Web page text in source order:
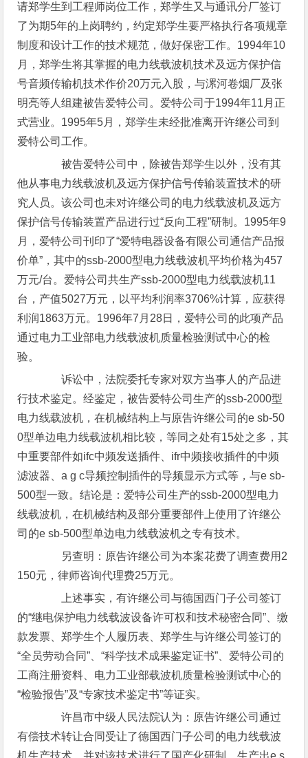
请郑学生到工程师岗位工作，郑学生又与通讯分厂签订
了为期5年的上岗聘约，约定郑学生要严格执行各项规章
制度和设计工作的技术规范，做好保密工作。1994年10
月，郑学生将其掌握的电力线载波机技术及远方保护信
号音频传输机技术作价20万元入股，与漯河卷烟厂及张
明亮等人组建被告爱特公司。爱特公司于1994年11月正
式营业。1995年5月，郑学生未经批准离开许继公司到
爱特公司工作。
被告爱特公司中，除被告郑学生以外，没有其
他从事电力线载波机及远方保护信号传输装置技术的研
究人员。该公司也未对许继公司的电力线载波机及远方
保护信号传输装置产品进行过“反向工程”研制。1995年9
月，爱特公司刊印了“爱特电器设备有限公司通信产品报
价单”，其中的ssb-2000型电力线载波机平均价格为457
万元/台。爱特公司共生产ssb-2000型电力线载波机11
台，产值5027万元，以平均利润率3706%计算，应获得
利润1863万元。1996年7月28日，爱特公司的此项产品
通过电力工业部电力线载波机质量检验测试中心的检
验。
诉讼中，法院委托专家对双方当事人的产品进
行技术鉴定。经鉴定，被告爱特公司生产的ssb-2000型
电力线载波机，在机械结构上与原告许继公司的e sb-50
0型单边电力线载波机相比较，等同之处有15处之多，其
中重要部件如ifc中频发送插件、ifr中频接收插件的中频
滤波器、a g c导频控制插件的导频显示方式等，与e sb-
500型一致。结论是：爱特公司生产的ssb-2000型电力
线载波机，在机械结构及部分重要部件上使用了许继公
司的e sb-500型单边电力线载波机之专有技术。
另查明：原告许继公司为本案花费了调查费用2
150元，律师咨询代理费25万元。
上述事实，有许继公司与德国西门子公司签订
的“继电保护电力线载波设备许可权和技术秘密合同”、缴
款发票、郑学生个人履历表、郑学生与许继公司签订的
“全员劳动合同”、“科学技术成果鉴定证书”、爱特公司的
工商注册资料、电力工业部载波机质量检验测试中心的
“检验报告”及“专家技术鉴定书”等证实。
许昌市中级人民法院认为：原告许继公司通过
有偿技术转让合同受让了德国西门子公司的电力线载波
机生产技术，并对该技术进行了国产化研制，生产出e s